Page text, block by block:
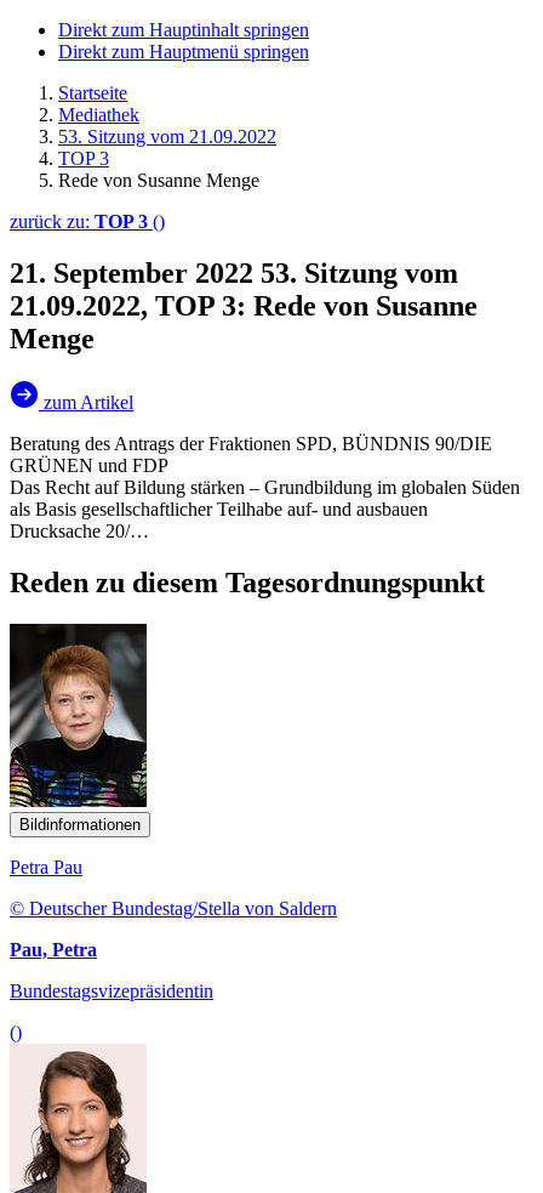
Direkt zum Hauptinhalt springen
Direkt zum Hauptmenü springen
Startseite
Mediathek
53. Sitzung vom 21.09.2022
TOP 3
Rede von Susanne Menge
zurück zu: TOP 3 ()
21. September 2022 53. Sitzung vom
21.09.2022, TOP 3: Rede von Susanne
Menge
zum Artikel
Beratung des Antrags der Fraktionen SPD, BÜNDNIS 90/DIE
GRÜNEN und FDP
Das Recht auf Bildung stärken – Grundbildung im globalen Süden
als Basis gesellschaftlicher Teilhabe auf- und ausbauen
Drucksache 20/…
Reden zu diesem Tagesordnungspunkt
Bildinformationen
Petra Pau
© Deutscher Bundestag/Stella von Saldern
Pau, Petra
Bundestagsvizepräsidentin
()